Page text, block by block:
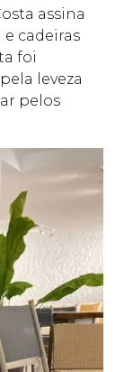
assina
cadeiras
foi
leveza
pelos